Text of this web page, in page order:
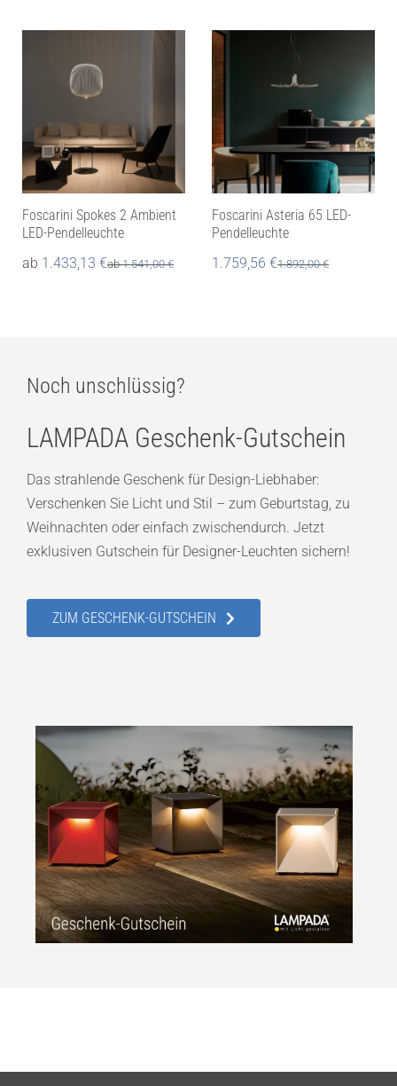
Foscarini Spokes 2 Ambient
LED-Pendelleuchte
ab 1.433,13 €ab1.541,00€
Foscarini Asteria 65 LED-
Pendelleuchte
1.759,56 €1.892,00€
Noch unschlüssig?
LAMPADA Geschenk-Gutschein
Das strahlende Geschenk für Design-Liebhaber:
Verschenken Sie Licht und Stil – zum Geburtstag, zu
Weihnachten oder einfach zwischendurch. Jetzt
exklusiven Gutschein für Designer-Leuchten sichern!
ZUM GESCHENK-GUTSCHEIN